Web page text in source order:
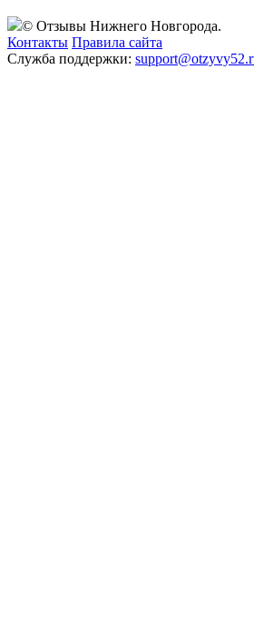
© Отзывы Нижнего Новгорода.
Контакты Правила сайта
Служба поддержки: